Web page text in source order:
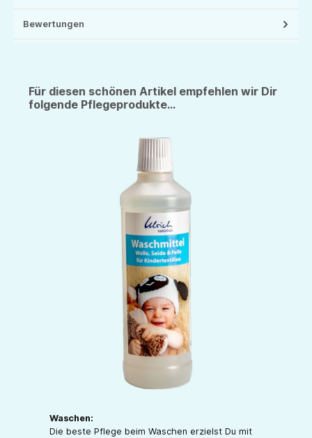
Bewertungen
Für diesen schönen Artikel empfehlen wir Dir
folgende Pflegeprodukte...
Waschen:
Die beste Pflege beim Waschen erzielst Du mit